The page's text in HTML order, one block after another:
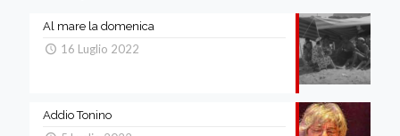
Al mare la domenica
16 Luglio 2022
Addio Tonino